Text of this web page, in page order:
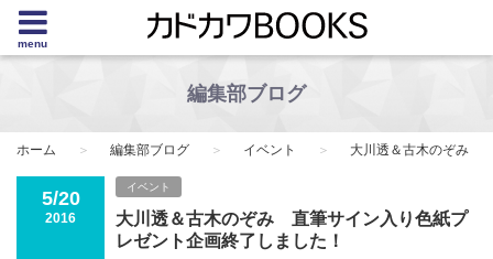
menu
編集部ブログ
ホーム 編集部ブログ イベント 大川透＆古木のぞみ
5/20
2016
イベント
大川透＆古木のぞみ 直筆サイン入り色紙プ
レゼント企画終了しました！